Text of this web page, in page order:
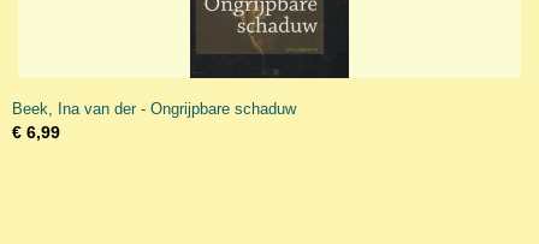
Beek, Ina van der - Ongrijpbare schaduw
€ 6,99